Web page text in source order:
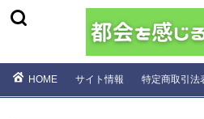
HOME サイト情報 特定商取引法